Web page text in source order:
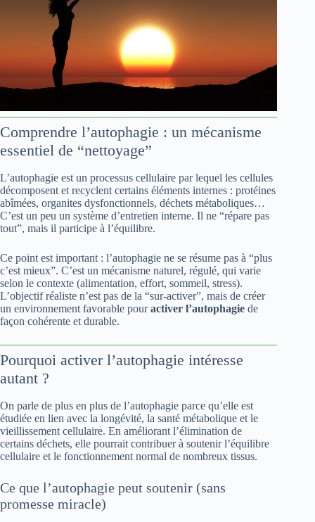
Comprendre l’autophagie : un mécanisme
essentiel de “nettoyage”
L’autophagie est un processus cellulaire par lequel les cellules
décomposent et recyclent certains éléments internes : protéines
abîmées, organites dysfonctionnels, déchets métaboliques…
C’est un peu un système d’entretien interne. Il ne “répare pas
tout”, mais il participe à l’équilibre.
Ce point est important : l’autophagie ne se résume pas à “plus
c’est mieux”. C’est un mécanisme naturel, régulé, qui varie
selon le contexte (alimentation, effort, sommeil, stress).
L’objectif réaliste n’est pas de la “sur-activer”, mais de créer
un environnement favorable pouractiver l’autophagie de
façon cohérente et durable.
Pourquoi activer l’autophagie intéresse
autant ?
On parle de plus en plus de l’autophagie parce qu’elle est
étudiée en lien avec la longévité, la santé métabolique et le
vieillissement cellulaire. En améliorant l’élimination de
certains déchets, elle pourrait contribuer à soutenir l’équilibre
cellulaire et le fonctionnement normal de nombreux tissus.
Ce que l’autophagie peut soutenir (sans
promesse miracle)